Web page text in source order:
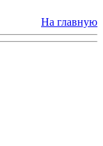
На главную